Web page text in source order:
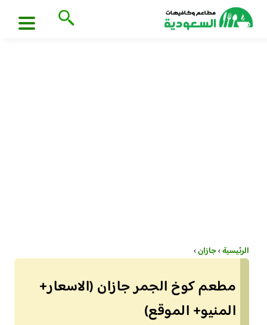
الرئيسية›جازان›
مطعم كوخ الجمر جازان (الاسعار+
المنيو+ الموقع)